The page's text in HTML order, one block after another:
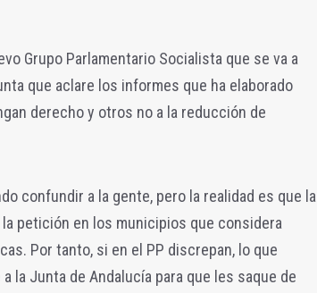
Grupo Parlamentario Socialista que se va a
que aclare los informes que ha elaborado
derecho y otros no a la reducción de
confundir a la gente, pero la realidad es que la
petición en los municipios que considera
Por tanto, si en el PP discrepan, lo que
la Junta de Andalucía para que les saque de